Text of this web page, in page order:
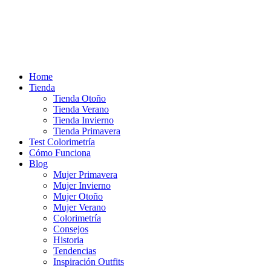
Home
Tienda
Tienda Otoño
Tienda Verano
Tienda Invierno
Tienda Primavera
Test Colorimetría
Cómo Funciona
Blog
Mujer Primavera
Mujer Invierno
Mujer Otoño
Mujer Verano
Colorimetría
Consejos
Historia
Tendencias
Inspiración Outfits